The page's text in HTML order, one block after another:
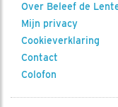
Over Beleef de
Mijn privacy
Cookieverklaring
Contact
Colofon